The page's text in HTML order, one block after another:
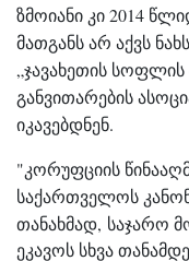
ზმოიანი კი 2014
მათგანს არ აქვს
„ჯავახეთის
განვითარების
იკავებდნენ.
"კორუფციის
საქართველოს
თანახმად, საჯარო
ეკავოს სხვა